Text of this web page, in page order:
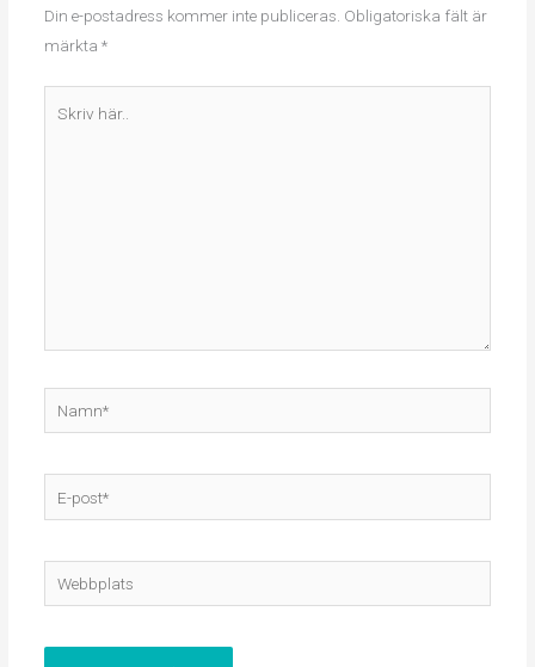
Din e-postadress kommer inte publiceras. Obligatoriska fält är
märkta *
post*
Webbplats